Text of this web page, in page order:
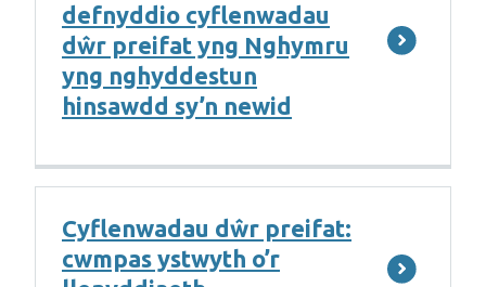
defnyddio cyflenwadau
dŵr preifat yng Nghymru
yng nghyddestun
hinsawdd sy’n newid
Cyflenwadau dŵr preifat:
cwmpas ystwyth o’r